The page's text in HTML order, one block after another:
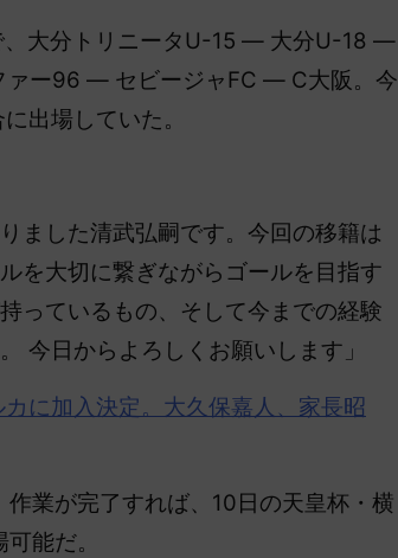
、大分トリニータU-15 ― 大分U-18 ―
ー96 ― セビージャFC ― C大阪。今
出場していた。
ました清武弘嗣です。今回の移籍は
を大切に繋ぎながらゴールを目指す
っているもの、そして今までの経験
今日からよろしくお願いします」
に加入決定。大久保嘉人、家長昭
業が完了すれば、10日の天皇杯・横
能だ。